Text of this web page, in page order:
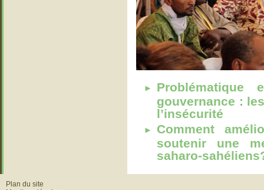
gouvernance :
l’insécurité
Comment
soutenir une
saharo-
Plan du site